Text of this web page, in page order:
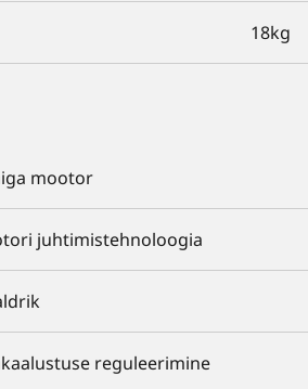
18kg
mootor
juhtimistehnoloogia
reguleerimine